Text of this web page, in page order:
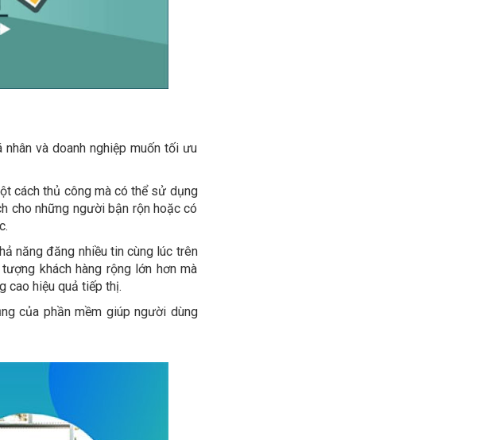
và doanh nghiệp muốn tối ưu
cách thủ công mà có thể sử dụng
cho những người bận rộn hoặc có
năng đăng nhiều tin cùng lúc trên
khách hàng rộng lớn hơn mà
cao hiệu quả tiếp thị.
của phần mềm giúp người dùng